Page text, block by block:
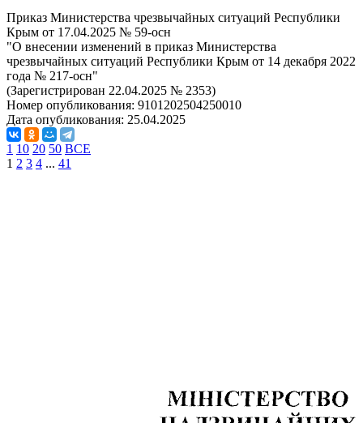
Приказ Министерства чрезвычайных ситуаций Республики
Крым от 17.04.2025 № 59-осн
"О внесении изменений в приказ Министерства
чрезвычайных ситуаций Республики Крым от 14 декабря 2022
года № 217-осн"
(Зарегистрирован 22.04.2025 № 2353)
Номер опубликования: 9101202504250010
Дата опубликования: 25.04.2025
1 10 20 50 ВСЕ
1 2 3 4 ... 41